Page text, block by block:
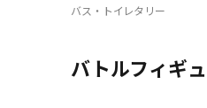
バス・トイレタリー
バトルフィギ